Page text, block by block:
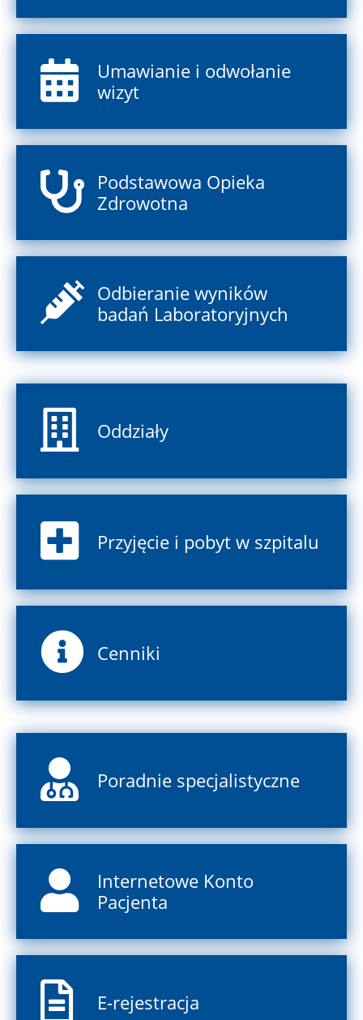
Umawianie i odwołanie
wizyt
Podstawowa Opieka
Zdrowotna
Odbieranie wyników
badań Laboratoryjnych
Oddziały
Przyjęcie i pobyt w szpitalu
Cenniki
Poradnie specjalistyczne
Internetowe Konto
Pacjenta
E-rejestracja